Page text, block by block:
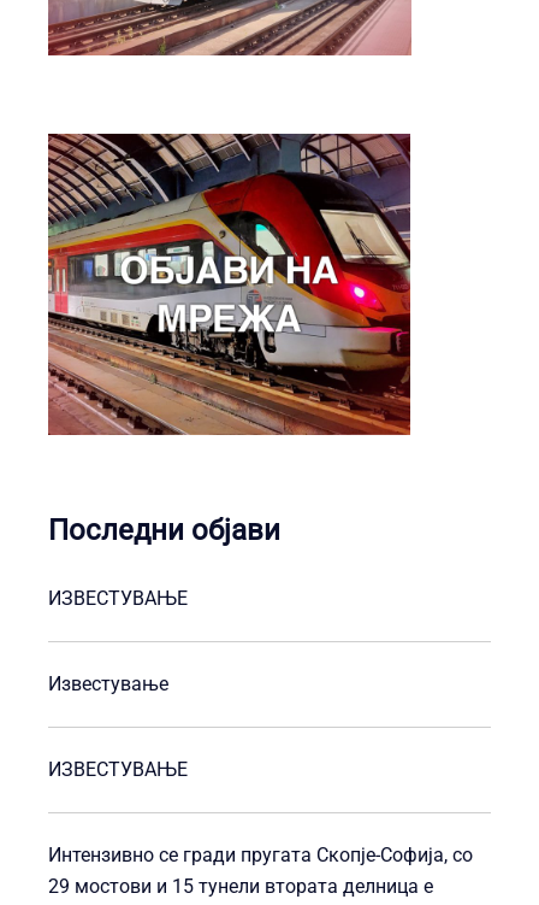
Последни објави
ИЗВЕСТУВАЊЕ
Известување
ИЗВЕСТУВАЊЕ
Интензивно се гради пругата Скопје-Софија, со
29 мостови и 15 тунели втората делница е